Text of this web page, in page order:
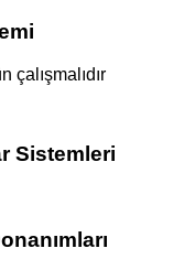
çalışmalıdır
Sistemleri